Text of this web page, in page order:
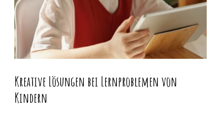
Kreative Lösungen bei Lernproblemen von
Kindern